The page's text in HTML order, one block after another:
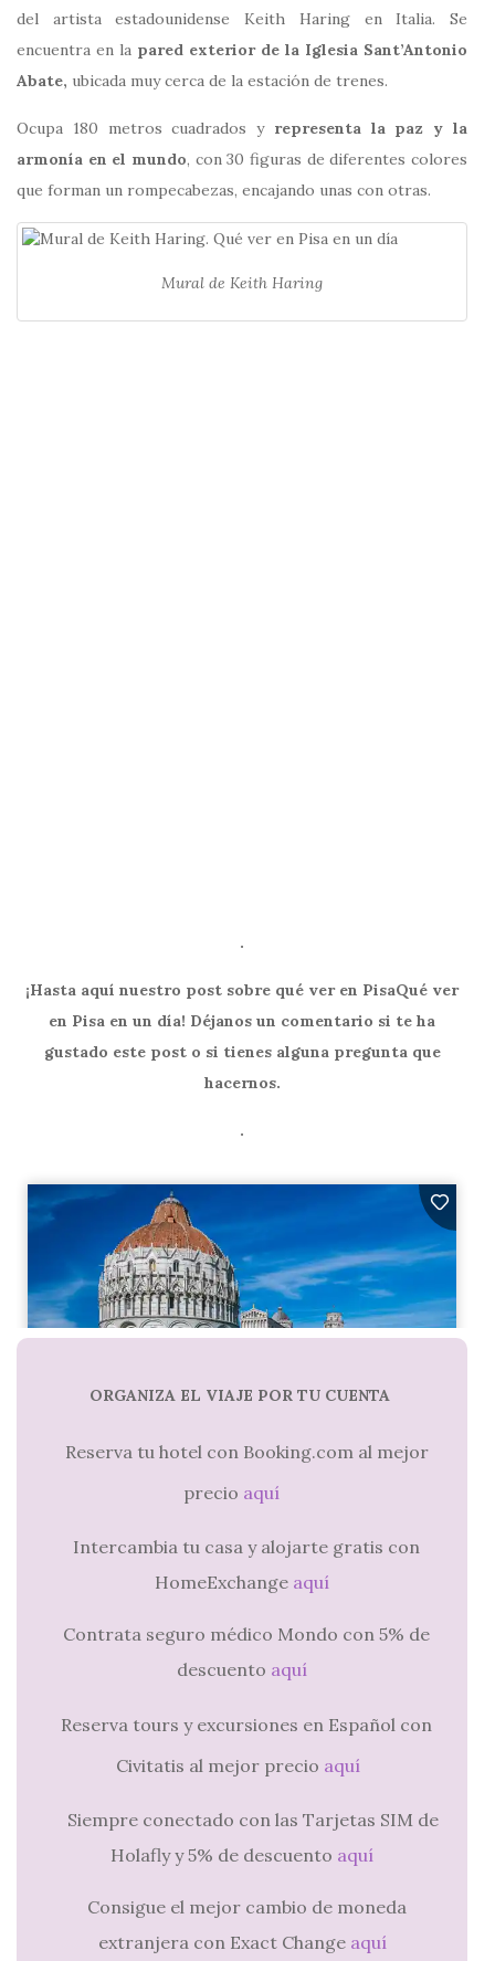
del artista estadounidense Keith Haring en Italia. Se
encuentra en la pared exterior de la Iglesia Sant’Antonio
Abate, ubicada muy cerca de la estación de trenes.
Ocupa 180 metros cuadrados yrepresenta la paz y la
armonía en el mundo, con 30 figuras de diferentes colores
que forman un rompecabezas, encajando unas con otras.
Mural de Keith Haring
.
¡Hasta aquí nuestro post sobre qué ver en PisaQué ver
en Pisa en un día! Déjanos un comentario si te ha
gustado este post o si tienes alguna pregunta que
hacernos.
.
ORGANIZA EL VIAJE POR TU CUENTA
Reserva tu hotel con Booking.com al mejor
precio aquí
Intercambia tu casa y alojarte gratis con
HomeExchange aquí
Contrata seguro médico Mondo con 5% de
descuento aquí
Reserva tours y excursiones en Español con
Civitatis al mejor precio aquí
Siempre conectado con las Tarjetas SIM de
Holafly y 5% de descuento aquí
Consigue el mejor cambio de moneda
extranjera con Exact Change aquí